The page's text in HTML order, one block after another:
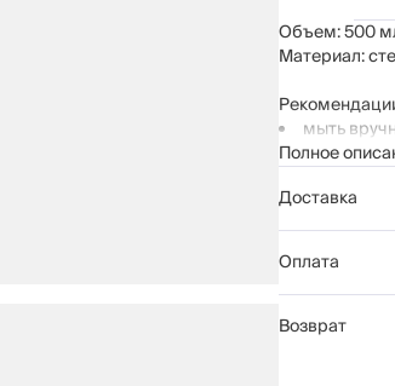
Объем: 500
Материал:
мыть
моющих
чистящие
нельзя
Полное
Доставка
Оплата
Возврат